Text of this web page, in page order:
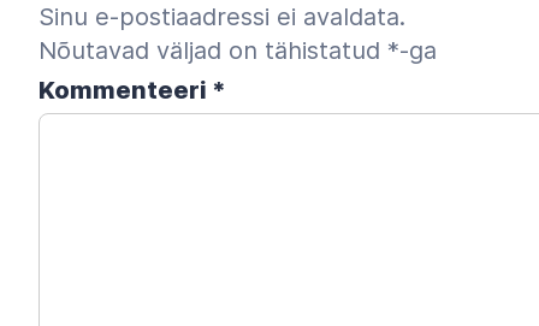
Sinu e-postiaadressi ei avaldata.
Nõutavad väljad on tähistatud *-ga
Kommenteeri *